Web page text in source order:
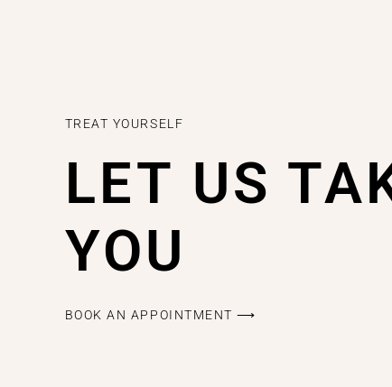
TREAT YOURSELF
LET US
YOU
BOOK AN APPOINTMENT ⟶